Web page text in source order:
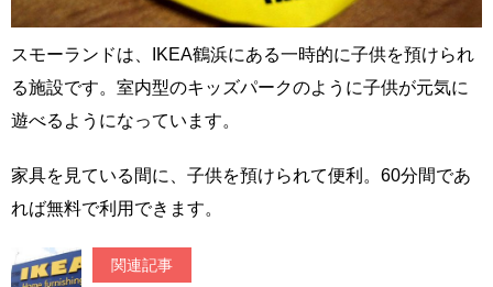
スモーランドは、IKEA鶴浜にある一時的に子供を預けられ
る施設です。室内型のキッズパークのように子供が元気に
遊べるようになっています。
家具を見ている間に、子供を預けられて便利。60分間であ
れば無料で利用できます。
関連記事